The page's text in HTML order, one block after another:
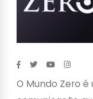
O Mundo Zero